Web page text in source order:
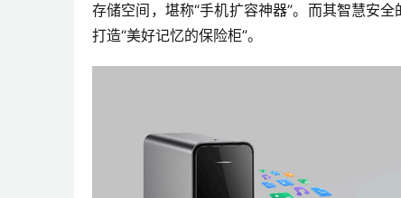
存储空间，堪称“手机扩容神器”。而其智慧安
打造“美好记忆的保险柜”。